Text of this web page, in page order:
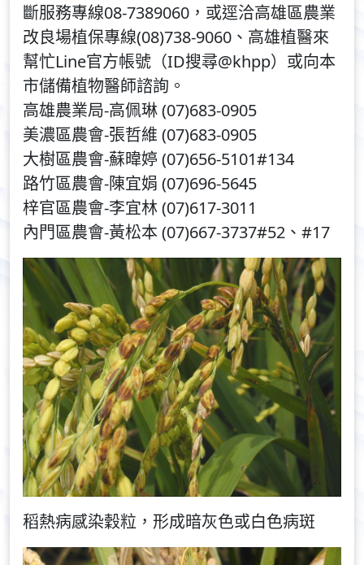
斷服務專線08-7389060，或逕洽高雄區農業
改良場植保專線(08)738-9060、高雄植醫來
幫忙Line官方帳號（ID搜尋@khpp）或向本
市儲備植物醫師諮詢。
高雄農業局-高佩琳 (07)683-0905
美濃區農會-張哲維 (07)683-0905
大樹區農會-蘇暐婷 (07)656-5101#134
路竹區農會-陳宜娟 (07)696-5645
梓官區農會-李宜林 (07)617-3011
內門區農會-黃松本 (07)667-3737#52、#17
稻熱病感染穀粒，形成暗灰色或白色病斑